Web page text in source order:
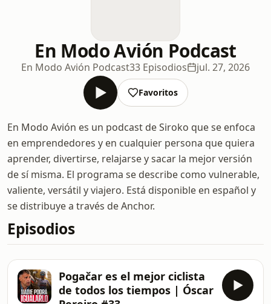
En Modo Avión Podcast
En Modo Avión Podcast33 Episodios jul. 27, 2026
Favoritos
En Modo Avión es un podcast de Siroko que se enfoca
en emprendedores y en cualquier persona que quiera
aprender, divertirse, relajarse y sacar la mejor versión
de sí misma. El programa se describe como vulnerable,
valiente, versátil y viajero. Está disponible en español y
se distribuye a través de Anchor.
Episodios
Pogačar es el mejor ciclista
de todos los tiempos | Óscar